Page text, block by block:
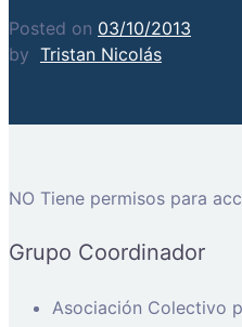
Posted on 03/10/2013
by Tristan Nicolás
NO Tiene permisos para
Grupo Coordinador
Asociación Colectivo